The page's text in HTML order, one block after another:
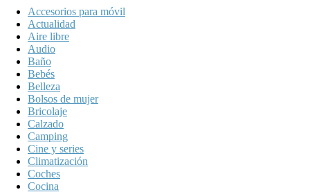
Accesorios para móvil
Actualidad
Aire libre
Audio
Baño
Bebés
Belleza
Bolsos de mujer
Bricolaje
Calzado
Camping
Cine y series
Climatización
Coches
Cocina